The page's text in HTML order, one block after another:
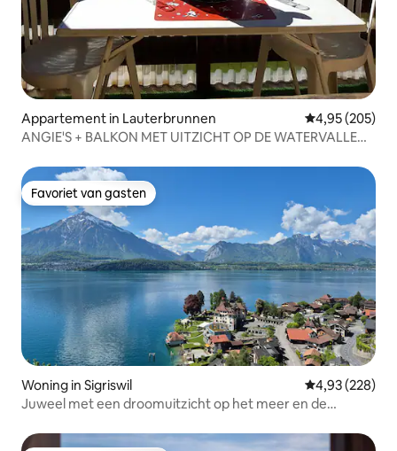
Appartement in Lauterbrunnen Gemiddelde
4,95 (205)
ANGIE'S + BALKON MET UITZICHT OP DE WATERVALLEN
Favoriet van gasten
Favoriet van gasten
Woning in Sigriswil Gemiddelde
4,93 (228)
Juweel met een droomuitzicht op het meer en de